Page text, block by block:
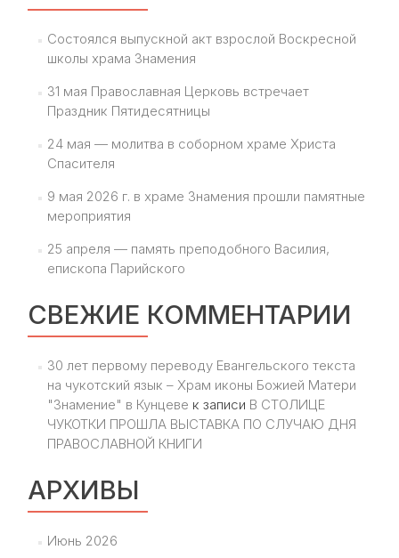
Состоялся выпускной акт взрослой Воскресной
школы храма Знамения
31 мая Православная Церковь встречает
Праздник Пятидесятницы
24 мая — молитва в соборном храме Христа
Спасителя
9 мая 2026 г. в храме Знамения прошли памятные
мероприятия
25 апреля — память преподобного Василия,
епископа Парийского
СВЕЖИЕ КОММЕНТАРИИ
30 лет первому переводу Евангельского текста
на чукотский язык – Храм иконы Божией Матери
"Знамение" в Кунцеве к записи В СТОЛИЦЕ
ЧУКОТКИ ПРОШЛА ВЫСТАВКА ПО СЛУЧАЮ ДНЯ
ПРАВОСЛАВНОЙ КНИГИ
АРХИВЫ
Июнь 2026